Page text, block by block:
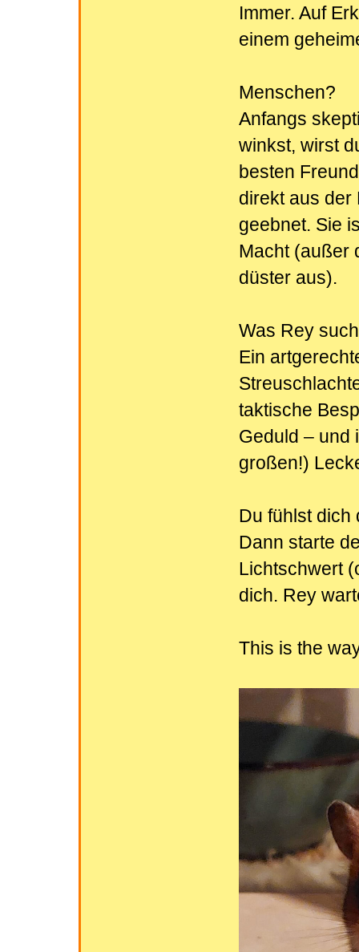
Immer. Auf
einem
Menschen?
Anfangs
winkst, wirst
besten
direkt aus der
geebnet. Sie
Macht (außer
düster aus).
Was Rey
Ein
taktische
Geduld – und
großen!)
Du fühlst dich
Dann starte
Lichtschwert
dich. Rey
This is the